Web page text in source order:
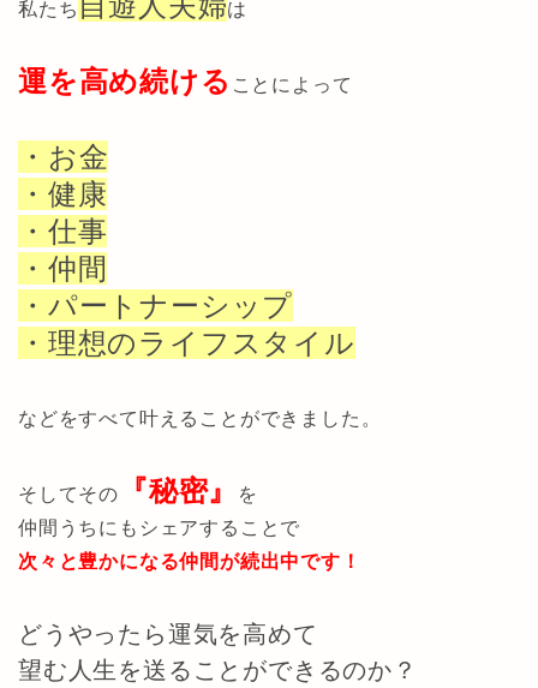
私たち は
運を高め続ける ことによって
・お金
・健康
・仕事
・仲間
・パートナーシップ
・理想のライフスタイル
などをすべて叶えることができました。
そしてその 『秘密』
を
仲間うちにもシェアすることで
次々と豊かになる仲間が続出中です！
どうやったら運気を高めて
望む人生を送ることができるのか？